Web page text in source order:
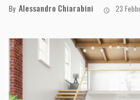
By Alessandro Chiarabini 23